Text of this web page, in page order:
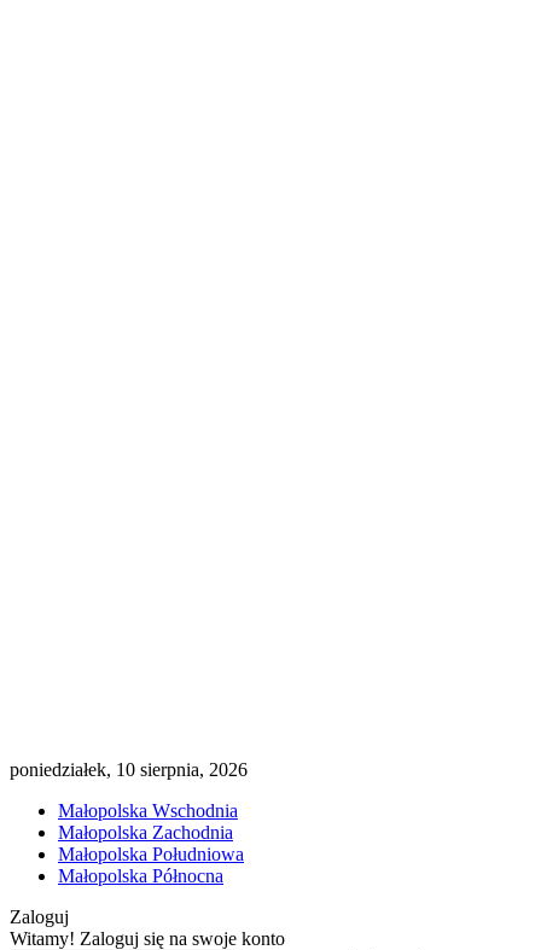
poniedziałek, 10 sierpnia, 2026
Małopolska Wschodnia
Małopolska Zachodnia
Małopolska Południowa
Małopolska Północna
Zaloguj
Witamy! Zaloguj się na swoje konto